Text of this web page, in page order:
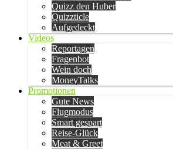
Quizz den Huber
Quizzticle
Aufgedeckt
Videos
Reportagen
Fragenbot
Wein doch
MoneyTalks
Promotionen
Gute News
Flugmodus
Smart gespart
Reise-Glück
Meat & Greet